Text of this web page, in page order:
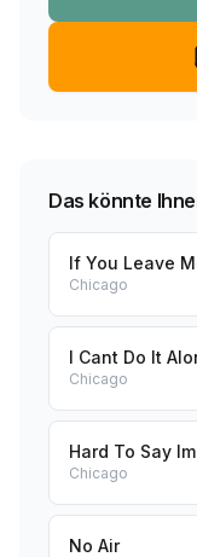
Das könnte
If You Leave
Chicago
I Cant Do It
Chicago
Hard To Say
Chicago
No Air